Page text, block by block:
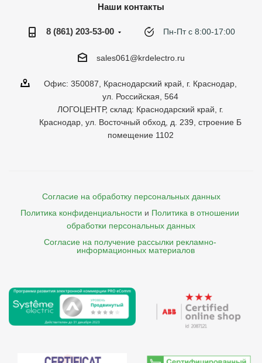
Наши контакты
8 (861) 203-53-00 Пн-Пт с 8:00-17:00
sales061@krdelectro.ru
Офис: 350087, Краснодарский край, г. Краснодар,
ул. Российская, 564
ЛОГОЦЕНТР, склад: Краснодарский край, г.
Краснодар, ул. Восточный обход, д. 239, строение Б
помещение 1102
Согласие на обработку персональных данных
Политика конфиденциальности и Политика в отношении
обработки персональных данных
Согласие на получение рассылки рекламно-
    информационных материалов